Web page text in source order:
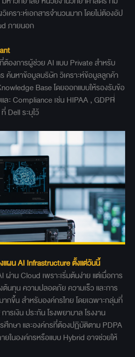
คราะห์เอกสารจำนวนมาก โดยไม่ต้องอัป
ภายนอก
งการผู้ช่วย AI แบบ Private สำหรับ
ค้นหาข้อมูลบริษัท วิเคราะห์ข้อมูลลูกค้า
Base โดยออกแบบให้รองรับข้อ
ะ Compliance เช่น HIPAA , GDPR
Dell ระบุไว้
แผน AI Infrastructure ตั้งแต่วันนี้
น Cloud เพราะเริ่มต้นง่าย แต่เมื่อการ
ต้นทุน ความปลอดภัย ความเร็ว และการ
กขึ้น สำหรับองค์กรไทย โดยเฉพาะกลุ่มที่
รเงิน ประกัน โรงพยาบาล โรงงาน
กษา และองค์กรที่ต้องปฏิบัติตาม PDPA
ในองค์กรหรือแบบ Hybrid อาจช่วยให้